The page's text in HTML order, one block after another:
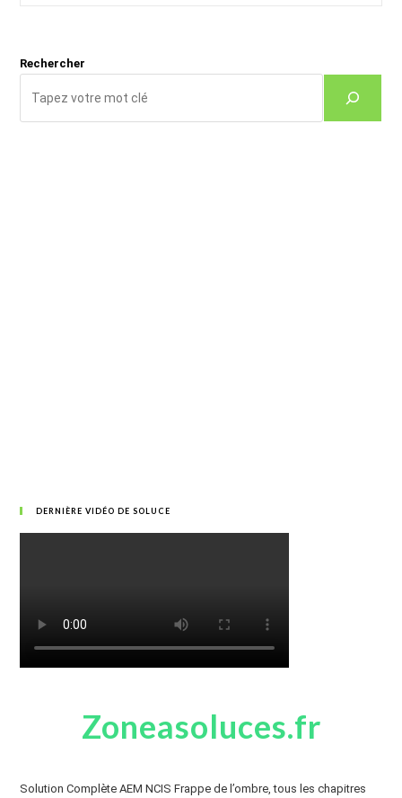
Rechercher
DERNIÈRE VIDÉO DE SOLUCE
Zoneasoluces.fr
Solution Complète AEM NCIS Frappe de l’ombre, tous les chapitres